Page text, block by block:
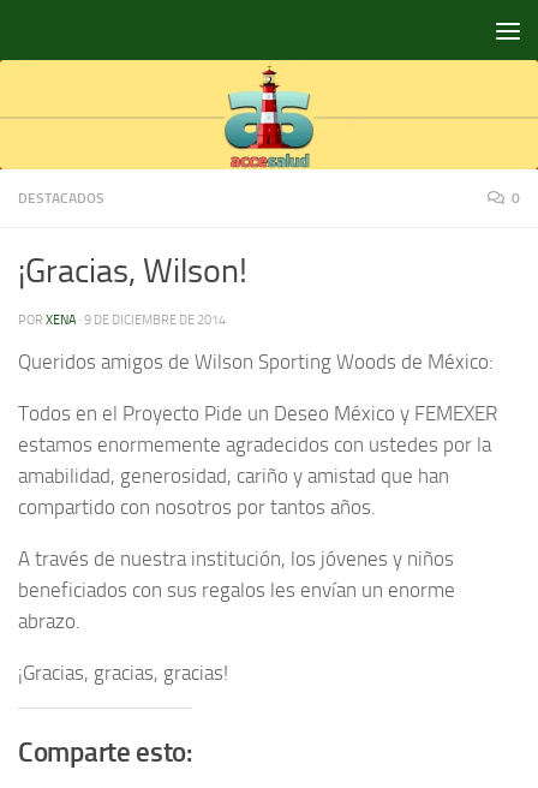
DESTACADOS 0
¡Gracias, Wilson!
POR XENA ·9 DE DICIEMBRE DE 2014
Queridos amigos de Wilson Sporting Woods de México:
Todos en el Proyecto Pide un Deseo México y FEMEXER
estamos enormemente agradecidos con ustedes por la
amabilidad, generosidad, cariño y amistad que han
compartido con nosotros por tantos años.
A través de nuestra institución, los jóvenes y niños
beneficiados con sus regalos les envían un enorme
abrazo.
¡Gracias, gracias, gracias!
Comparte esto: